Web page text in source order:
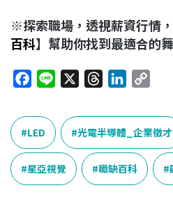
※探索職場，透視薪資行情
百科】幫助你找到最適合的舞
c
e
b
o
o
e
r
e
a
d
s
n
k
e
d
I
p
y
L
i
LED 光電半導體_企業徵才
星亞視覺 職缺百科